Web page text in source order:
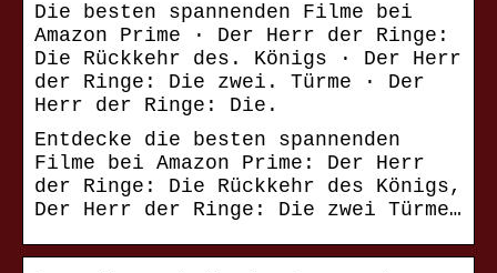
Die besten spannenden Filme bei
Amazon Prime · Der Herr der Ringe:
Die Rückkehr des. Königs · Der Herr
der Ringe: Die zwei. Türme · Der
Herr der Ringe: Die.
Entdecke die besten spannenden
Filme bei Amazon Prime: Der Herr
der Ringe: Die Rückkehr des Königs,
Der Herr der Ringe: Die zwei Türme…